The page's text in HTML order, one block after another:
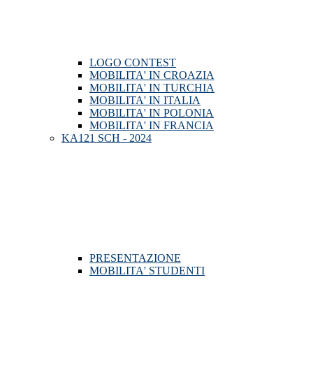
LOGO CONTEST
MOBILITA' IN CROAZIA
MOBILITA' IN TURCHIA
MOBILITA' IN ITALIA
MOBILITA' IN POLONIA
MOBILITA' IN FRANCIA
KA121 SCH - 2024
PRESENTAZIONE
MOBILITA' STUDENTI